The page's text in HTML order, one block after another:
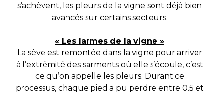
s’achèvent, les pleurs de la vigne sont déjà bien
avancés sur certains secteurs.
« Les larmes de la vigne »
La sève est remontée dans la vigne pour arriver
à l’extrémité des sarments où elle s’écoule, c’est
ce qu’on appelle les pleurs. Durant ce
processus, chaque pied a pu perdre entre 0.5 et